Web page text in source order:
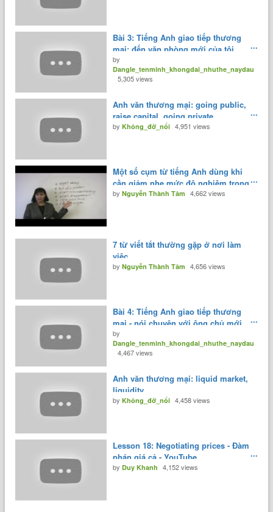
Bài 3: Tiếng Anh giao tiếp thương
mại: đến văn phòng mới của tôi.
by
Dangle_tenminh_khongdai_nhuthe_naydau
5,305 views
Anh văn thương mại: going public,
raise capital, going private.
byKhông_đở_nổi 4,951 views
Một số cụm từ tiếng Anh dùng khi
cần giảm nhẹ mức độ nghiêm trọng
của vấn đề
byNguyễn Thành Tâm 4,662 views
7 từ viết tắt thường gặp ở nơi làm
việc
byNguyễn Thành Tâm 4,656 views
Bài 4: Tiếng Anh giao tiếp thương
mại - nói chuyện với ông chủ mới
của tôi.
by
Dangle_tenminh_khongdai_nhuthe_naydau
4,467 views
Anh văn thương mại: liquid market,
liquidity.
byKhông_đở_nổi 4,458 views
Lesson 18: Negotiating prices - Đàm
phán giá cả - YouTube
byDuy Khanh 4,152 views